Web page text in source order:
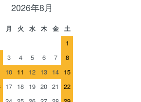
2026年8月
月 火 水 木 金
土
1
3 4 5 6 7
8
10 11 12 13 14 15
17 18 19 20 21
22